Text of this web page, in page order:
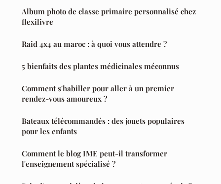
Album photo de classe primaire personnalisé chez
flexilivre
Raid 4x4 au maroc : à quoi vous attendre ?
5 bienfaits des plantes médicinales méconnus
Comment s'habiller pour aller à un premier
rendez-vous amoureux ?
Bateaux télécommandés : des jouets populaires
pour les enfants
Comment le blog IME peut-il transformer
l'enseignement spécialisé ?